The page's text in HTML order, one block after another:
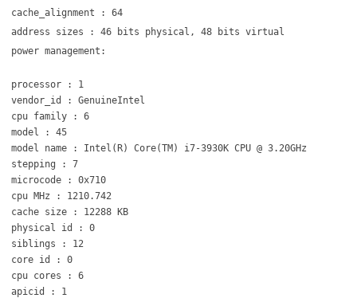
cache_alignment : 64
address sizes : 46 bits physical, 48 bits virtual
power management:
processor : 1
vendor_id : GenuineIntel
cpu family : 6
model : 45
model name : Intel(R) Core(TM) i7-3930K CPU @ 3.20GHz
stepping : 7
microcode : 0x710
cpu MHz : 1210.742
cache size : 12288 KB
physical id : 0
siblings : 12
core id : 0
cpu cores : 6
apicid : 1